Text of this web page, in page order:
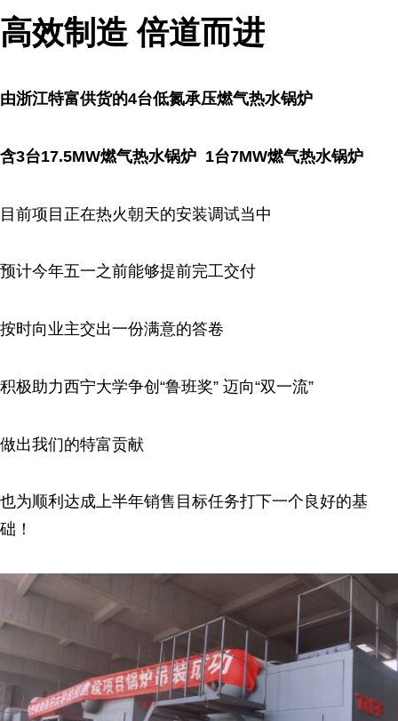
高效制造 倍道而进
由浙江特富供货的4台低氮承压燃气热水锅炉
含3台17.5MW燃气热水锅炉 1台7MW燃气热水锅炉
目前项目正在热火朝天的安装调试当中
预计今年五一之前能够提前完工交付
按时向业主交出一份满意的答卷
积极助力西宁大学争创“鲁班奖” 迈向“双一流”
做出我们的特富贡献
也为顺利达成上半年销售目标任务打下一个良好的基
础！